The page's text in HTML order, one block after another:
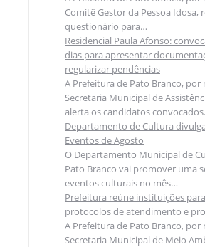
Comitê Gestor da Pessoa Idosa,
questionário para…
Residencial Paula Afonso:
dias para apresentar
regularizar pendências
A Prefeitura de Pato Branco, por
Secretaria Municipal de
alerta os candidatos
Departamento de Cultura
Eventos de Agosto
O Departamento Municipal de
Pato Branco vai promover uma
eventos culturais no mês…
Prefeitura reúne instituições
protocolos de atendimento e
A Prefeitura de Pato Branco, por
Secretaria Municipal de Meio